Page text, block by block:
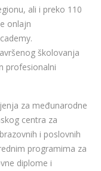
ali i preko 110
onlajn
školovanja
profesionalni
za međunarodne
centra za
i poslovnih
programima za
diplome i